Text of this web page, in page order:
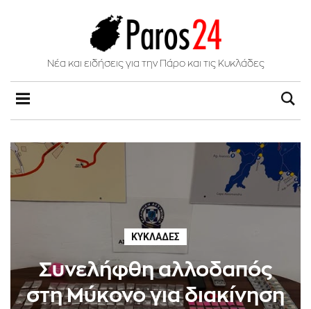
Νέα και ειδήσεις για την Πάρο και τις Κυκλάδες
ΚΥΚΛΆΔΕΣ
Συνελήφθη αλλοδαπός
στη Μύκονο για διακίνηση